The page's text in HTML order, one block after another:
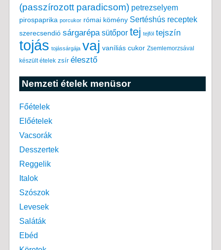
(passzírozott paradicsom) petrezselyem
pirospaprika porcukor római kömény Sertéshús receptek
szerecsendió sárgarépa sütőpor tej tejföl tejszín
tojás tojássárgája vaj vaníliás cukor Zsemlemorzsával
készült ételek zsír élesztő
Nemzeti ételek menüsor
Főételek
Előételek
Vacsorák
Desszertek
Reggelik
Italok
Szószok
Levesek
Saláták
Ebéd